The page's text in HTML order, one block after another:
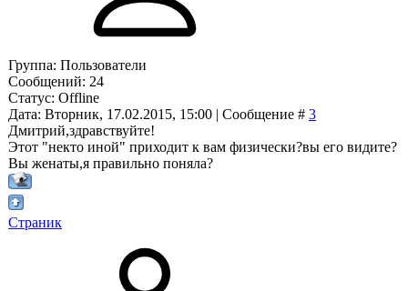
Группа: Пользователи
Сообщений: 24
Статус: Offline
Дата: Вторник, 17.02.2015, 15:00 | Сообщение # 3
Дмитрий,здравствуйте!
Этот "некто иной" приходит к вам физически?вы его видите?
Вы женаты,я правильно поняла?
Страник